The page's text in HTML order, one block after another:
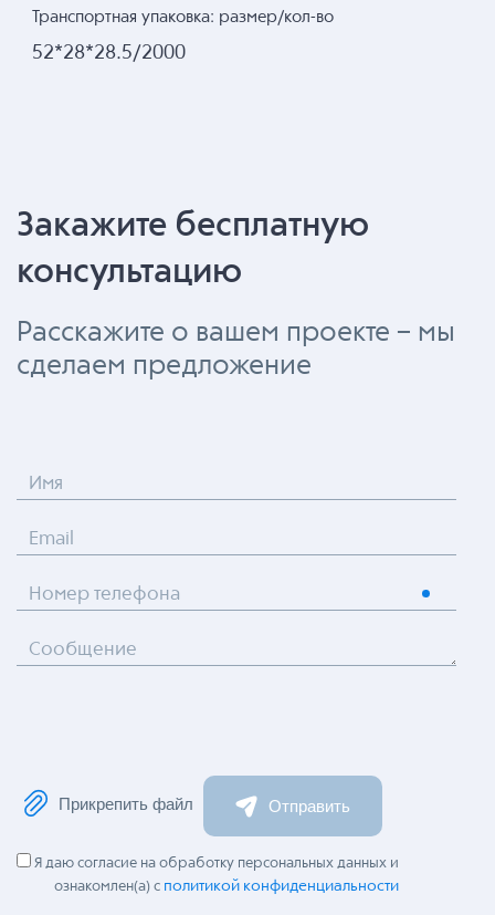
Транспортная упаковка: размер/кол-во
52*28*28.5/2000
Закажите бесплатную
консультацию
Расскажите о вашем проекте – мы
сделаем предложение
Имя
Email
Номер телефона
Сообщение
Прикрепить файл Отправить
Я даю согласие на обработку персональных данных и
ознакомлен(а) с политикой конфиденциальности